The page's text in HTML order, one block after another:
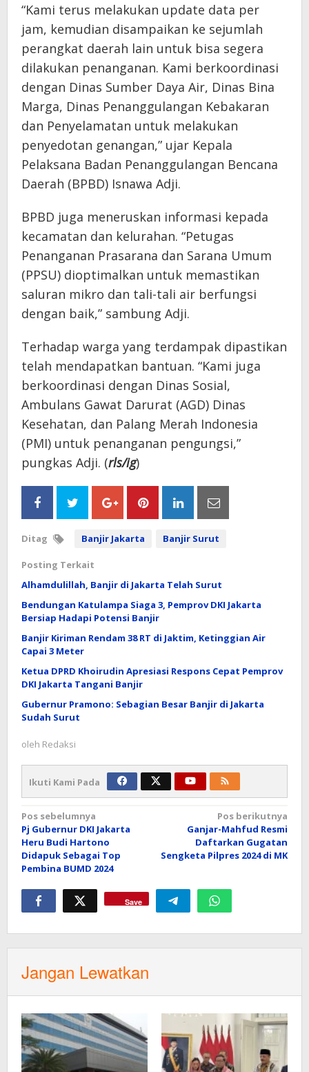
“Kami terus melakukan update data per
jam, kemudian disampaikan ke sejumlah
perangkat daerah lain untuk bisa segera
dilakukan penanganan. Kami berkoordinasi
dengan Dinas Sumber Daya Air, Dinas Bina
Marga, Dinas Penanggulangan Kebakaran
dan Penyelamatan untuk melakukan
penyedotan genangan,” ujar Kepala
Pelaksana Badan Penanggulangan Bencana
Daerah (BPBD) Isnawa Adji.
BPBD juga meneruskan informasi kepada
kecamatan dan kelurahan. “Petugas
Penanganan Prasarana dan Sarana Umum
(PPSU) dioptimalkan untuk memastikan
saluran mikro dan tali-tali air berfungsi
dengan baik,” sambung Adji.
Terhadap warga yang terdampak dipastikan
telah mendapatkan bantuan. “Kami juga
berkoordinasi dengan Dinas Sosial,
Ambulans Gawat Darurat (AGD) Dinas
Kesehatan, dan Palang Merah Indonesia
(PMI) untuk penanganan pengungsi,”
pungkas Adji. (rls/ig)
Ditag Banjir Jakarta Banjir Surut
Posting Terkait
Alhamdulillah, Banjir di Jakarta Telah Surut
Bendungan Katulampa Siaga 3, Pemprov DKI Jakarta
Bersiap Hadapi Potensi Banjir
Banjir Kiriman Rendam 38 RT di Jaktim, Ketinggian Air
Capai 3 Meter
Ketua DPRD Khoirudin Apresiasi Respons Cepat Pemprov
DKI Jakarta Tangani Banjir
Gubernur Pramono: Sebagian Besar Banjir di Jakarta
Sudah Surut
oleh Redaksi
Ikuti Kami Pada
Navigasi
pos
Pos sebelumnya
Pj Gubernur DKI Jakarta
Heru Budi Hartono
Didapuk Sebagai Top
Pembina BUMD 2024
Pos berikutnya
Ganjar-Mahfud Resmi
Daftarkan Gugatan
Sengketa Pilpres 2024 di MK
Save
Jangan Lewatkan